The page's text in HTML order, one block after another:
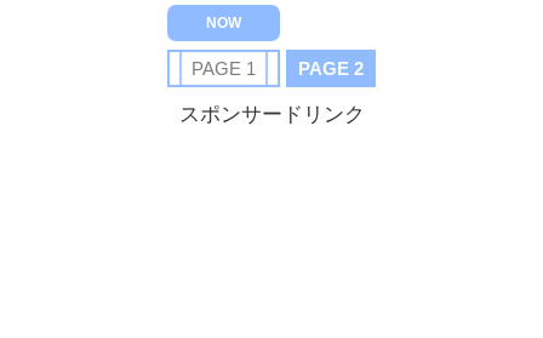
PAGE 1 PAGE 2
スポンサードリンク